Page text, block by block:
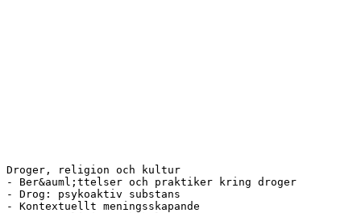
Droger, religion och kultur
- Ber&auml;ttelser och praktiker kring droger
- Drog: psykoaktiv substans
- Kontextuellt meningsskapande